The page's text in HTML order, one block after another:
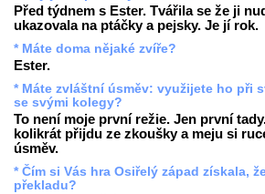
Před týdnem s Ester. Tvářila se že ji
ukazovala na ptáčky a pejsky. Je jí rok.
* Máte doma nějaké zvíře?
Ester.
* Máte zvláštní úsměv: využijete ho při
se svými kolegy?
To není moje první režie. Jen první
kolikrát přijdu ze zkoušky a meju si
úsměv.
* Čím si Vás hra Osiřelý západ získala,
překladu?